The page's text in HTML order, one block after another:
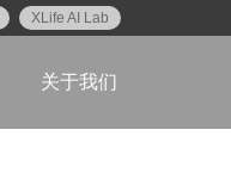
XLife AI Lab
关于我们